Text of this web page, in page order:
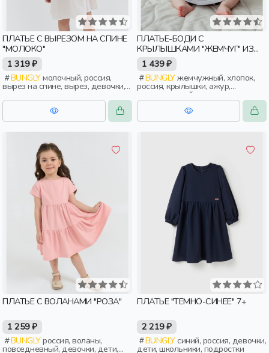
ПЛАТЬЕ С ВЫРЕЗОМ НА СПИНЕ
"МОЛОКО"
1 319 ₽
BUNGLYмолочный, россия,
вырез на спине, вырез, девочки,
дети, малыши, дошкольники
ПЛАТЬЕ-БОДИ С
КРЫЛЫШКАМИ "ЖЕМЧУГ" ИЗ
АЖУРНОГО ХЛОПКА 0+
1 439 ₽
BUNGLYжемчужный, хлопок,
россия, крылышки, ажур,
повседневный, дети, малыши
ПЛАТЬЕ С ВОЛАНАМИ "РОЗА"
1 259 ₽
BUNGLYроссия, воланы,
повседневный, девочки, дети,
ПЛАТЬЕ "ТЕМНО-СИНЕЕ" 7+
2 219 ₽
BUNGLYсиний, россия, девочки,
дети, школьники, подростки